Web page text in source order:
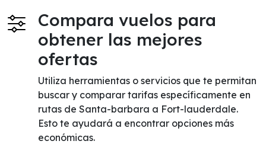
Compara vuelos para
obtener las mejores
ofertas
Utiliza herramientas o servicios que te permitan
buscar y comparar tarifas específicamente en
rutas de Santa-barbara a Fort-lauderdale.
Esto te ayudará a encontrar opciones más
económicas.